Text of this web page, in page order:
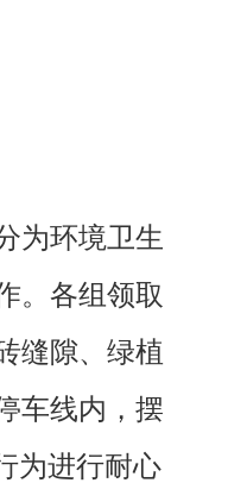
为环境卫生
。各组领取
缝隙、绿植
车线内，摆
为进行耐心